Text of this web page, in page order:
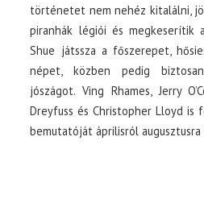
történetet nem nehéz kitalálni,
piranhák légiói és megkeserítik
Shue játssza a főszerepet,
népet, közben pedig
jószágot. Ving Rhames, Jerry
Dreyfuss és Christopher Lloyd
bemutatóját áprilisról